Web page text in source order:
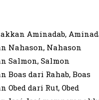
Aminadab,
Nahason, Nahason
Salmon, Salmon
Boas dari Rahab, Boas
Obed dari Rut, Obed